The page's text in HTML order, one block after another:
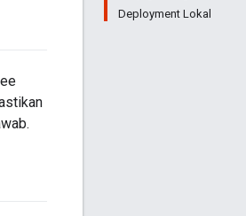
Deployment Lokal